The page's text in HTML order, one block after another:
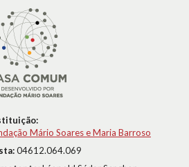
Mário Soares e Maria Barroso
04612.064.069